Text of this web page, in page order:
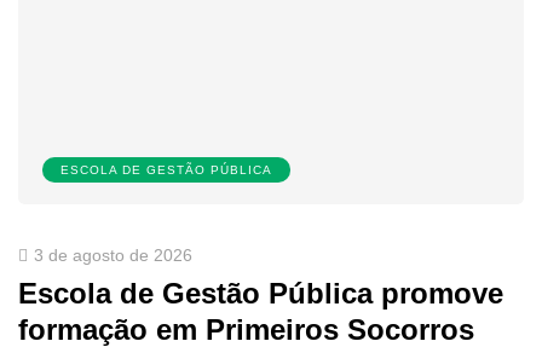
ESCOLA DE GESTÃO PÚBLICA
3 de agosto de 2026
Escola de Gestão Pública promove
formação em Primeiros Socorros